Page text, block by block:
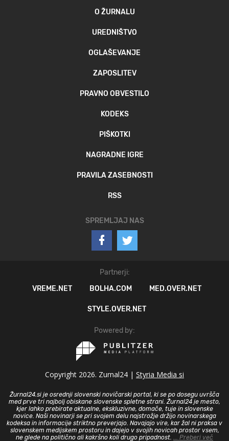
O ŽURNALU
UREDNIŠTVO
OGLAŠEVANJE
ZAPOSLITEV
PRAVNO OBVESTILO
KODEKS
PIŠKOTKI
NAGRADNE IGRE
PRAVILA ZASEBNOSTI
RSS
SPREMLJAJ NAS
Partnerji:
VREME.NET
BOLHA.COM MED.OVER.NET
STYLE.OVER.NET
Powered by:
Copyright 2026. Zurnal24 | Styria Media si
Žurnal24.si je osrednji slovenski novičarski portal, ki se po dosegu uvršča
med prve tri najbolj obiskane slovenske spletne strani. Žurnal24 je mesto,
kjer lahko prebirate aktualne, ekskluzivne, domače, tuje in slovenske
novice. Naši novinarji se pri svojem delu najstrožje držijo novinarskega
kodeksa in informacije striktno preverjajo. Navajajo vire, kar žal ni praksa v
slovenskem medijskem prostoru in dajejo v svojih novicah prostor vsem,
ne glede na politično ali kakršno koli drugo pripadnost. ... Preberi več